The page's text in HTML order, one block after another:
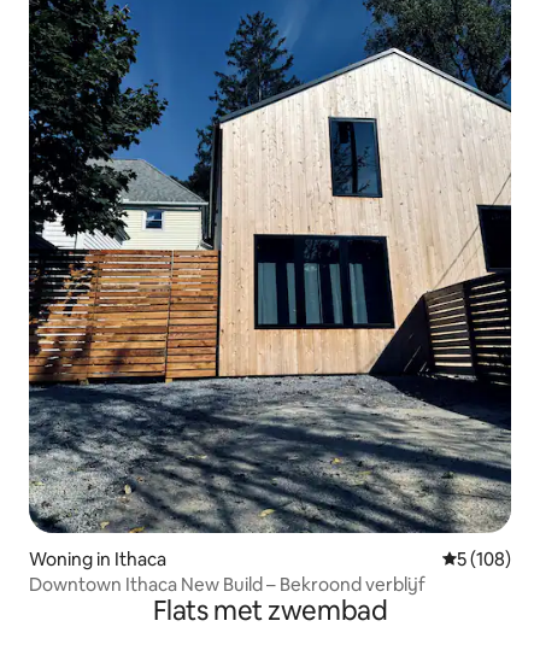
Woning in Ithaca
5 (108)
Downtown Ithaca New Build – Bekroond verblijf
Flats met zwembad